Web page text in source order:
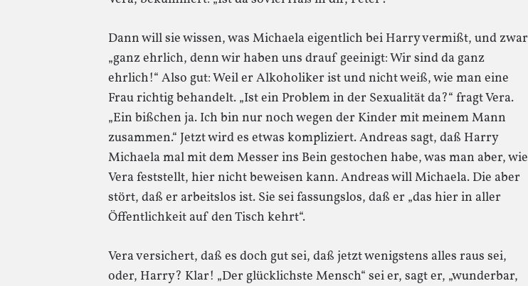
Dann will sie wissen, was Michaela eigentlich bei Harry vermißt, und zwar
„ganz ehrlich, denn wir haben uns drauf geeinigt: Wir sind da ganz
ehrlich!“ Also gut: Weil er Alkoholiker ist und nicht weiß, wie man eine
Frau richtig behandelt. „Ist ein Problem in der Sexualität da?“ fragt Vera.
„Ein bißchen ja. Ich bin nur noch wegen der Kinder mit meinem Mann
zusammen.“ Jetzt wird es etwas kompliziert. Andreas sagt, daß Harry
Michaela mal mit dem Messer ins Bein gestochen habe, was man aber, wie
Vera feststellt, hier nicht beweisen kann. Andreas will Michaela. Die aber
stört, daß er arbeitslos ist. Sie sei fassungslos, daß er „das hier in aller
Öffentlichkeit auf den Tisch kehrt“.
Vera versichert, daß es doch gut sei, daß jetzt wenigstens alles raus sei,
oder, Harry? Klar! „Der glücklichste Mensch“ sei er, sagt er, „wunderbar,